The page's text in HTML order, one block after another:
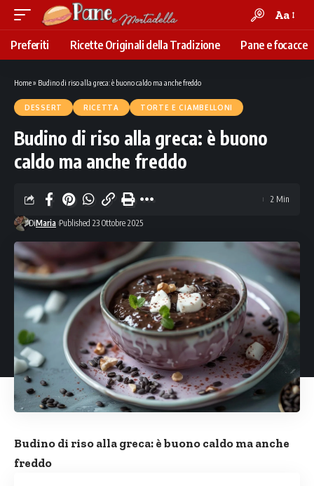
Font
Resizer
Aa
Preferiti Ricette Originali della Tradizione Pane e focacce
Home» Budino di riso alla greca: è buono caldo ma anche freddo
DESSERT RICETTA TORTE E CIAMBELLONI
Budino di riso alla greca: è buono
caldo ma anche freddo
DiMaria Published 23 Ottobre 2025
2 Min
Budino di riso alla greca: è buono caldo ma anche
freddo